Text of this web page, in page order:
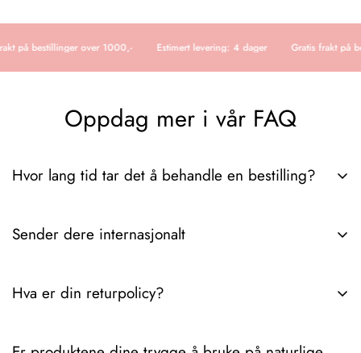
på bestillinger over 1000,- Estimert levering: 4 dager Gratis frakt på
Oppdag mer i vår FAQ
Hvor lang tid tar det å behandle en bestilling?
hos deg. Hvis du trenger ytterligere detaljer angående
Sender dere internasjonalt
om fraktpriser, leveringstider eller regioner som dekkes, gi oss
Hva er din returpolicy?